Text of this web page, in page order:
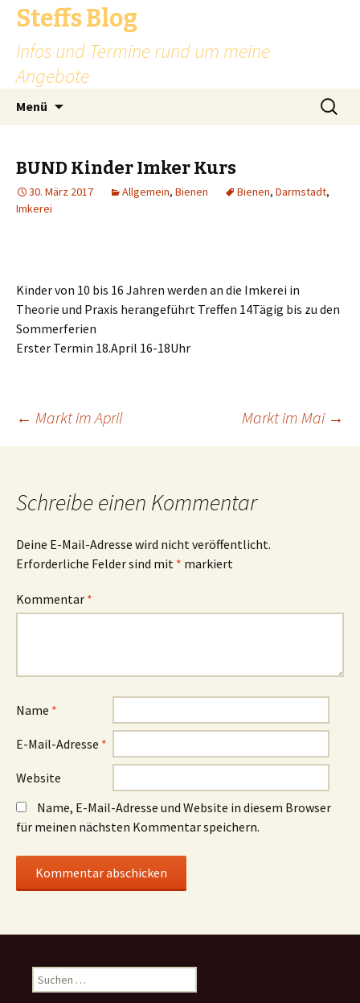
Steffs Blog
Infos und Termine rund um meine
Angebote
Menü
Suchen
nach:
BUND Kinder Imker Kurs
30. März 2017 Allgemein, Bienen Bienen, Darmstadt,
Imkerei
Kinder von 10 bis 16 Jahren werden an die Imkerei in
Theorie und Praxis herangeführt Treffen 14Tägig bis zu den
Sommerferien
Erster Termin 18.April 16-18Uhr
Beitrags-
← Markt im April Markt im Mai →
Schreibe einen Kommentar
Deine E-Mail-Adresse wird nicht veröffentlicht.
Erforderliche Felder sind mit * markiert
Kommentar *
Name *
E-Mail-Adresse *
Website
Name, E-Mail-Adresse und Website in diesem Browser
für meinen nächsten Kommentar speichern.
Suchen
nach: